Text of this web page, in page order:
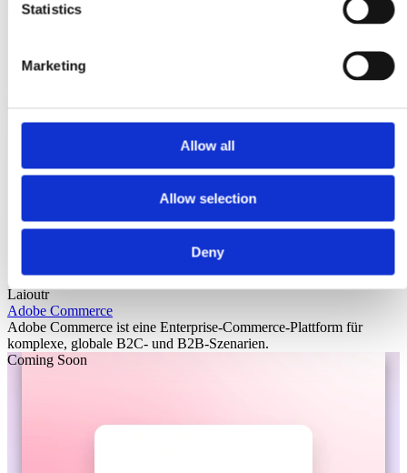
Statistics
Marketing
Allow all
Allow selection
Deny
Laioutr
Adobe Commerce
Adobe Commerce ist eine Enterprise-Commerce-Plattform für
komplexe, globale B2C- und B2B-Szenarien.
Coming Soon